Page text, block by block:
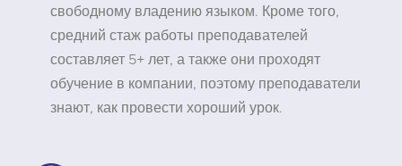
свободному владению языком. Кроме того,
средний стаж работы преподавателей
составляет 5+ лет, а также они проходят
обучение в компании, поэтому преподаватели
знают, как провести хороший урок.